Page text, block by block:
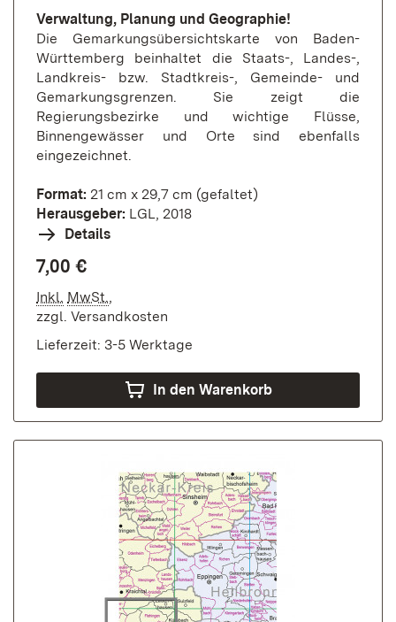
Verwaltung, Planung und Geographie!
Die Gemarkungsübersichtskarte von Baden-
Württemberg beinhaltet die Staats-, Landes-,
Landkreis- bzw. Stadtkreis-, Gemeinde- und
Gemarkungsgrenzen. Sie zeigt die
Regierungsbezirke und wichtige Flüsse,
Binnengewässer und Orte sind ebenfalls
eingezeichnet.
Format: 21 cm x 29,7 cm (gefaltet)
Herausgeber: LGL, 2018
Details
7,00 €
Inkl. MwSt.,
zzgl. Versandkosten
Lieferzeit: 3-5 Werktage
In den Warenkorb